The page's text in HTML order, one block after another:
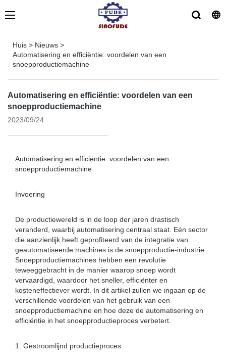
Huis > Nieuws >
Automatisering en efficiëntie: voordelen van een
snoepproductiemachine
Automatisering en efficiëntie: voordelen van een
snoepproductiemachine
2023/09/24
Automatisering en efficiëntie: voordelen van een
snoepproductiemachine
Invoering
De productiewereld is in de loop der jaren drastisch
veranderd, waarbij automatisering centraal staat. Eén sector
die aanzienlijk heeft geprofiteerd van de integratie van
geautomatiseerde machines is de snoepproductie-industrie.
Snoepproductiemachines hebben een revolutie
teweeggebracht in de manier waarop snoep wordt
vervaardigd, waardoor het sneller, efficiënter en
kosteneffectiever wordt. In dit artikel zullen we ingaan op de
verschillende voordelen van het gebruik van een
snoepproductiemachine en hoe deze de automatisering en
efficiëntie in het snoepproductieproces verbetert.
1. Gestroomlijnd productieproces